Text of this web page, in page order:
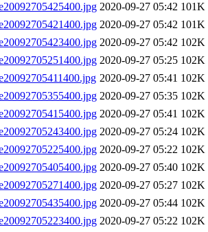
2020-09-27 05:42 101K
2020-09-27 05:42 101K
2020-09-27 05:42 102K
2020-09-27 05:25 102K
2020-09-27 05:41 102K
2020-09-27 05:35 102K
2020-09-27 05:41 102K
2020-09-27 05:24 102K
2020-09-27 05:22 102K
2020-09-27 05:40 102K
2020-09-27 05:27 102K
2020-09-27 05:44 102K
2020-09-27 05:22 102K